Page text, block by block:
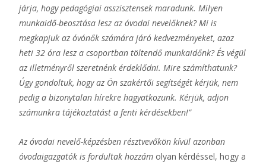
járja, hogy pedagógiai asszisztensek maradunk. Milyen
munkaidő-beosztása lesz az óvodai nevelőknek? Mi is
megkapjuk az óvónők számára járó kedvezményeket, azaz
heti 32 óra lesz a csoportban töltendő munkaidőnk? És végül
az illetményről szeretnénk érdeklődni. Mire számíthatunk?
Úgy gondoltuk, hogy az Ön szakértői segítségét kérjük, nem
pedig a bizonytalan hírekre hagyatkozunk. Kérjük, adjon
számunkra tájékoztatást a fenti kérdésekben!”
Az óvodai nevelő-képzésben résztvevőkön kívül azonban
óvodaigazgatók is fordultak hozzám olyan kérdéssel, hogy a